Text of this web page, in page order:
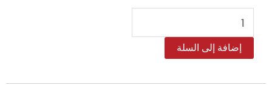
كمية
طقم
لحاف
إضافة إلى السلة